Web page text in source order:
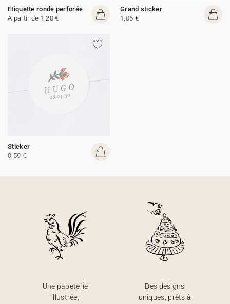
Etiquette ronde perforée
A partir de 1,20 €
Grand sticker
1,05 €
Sticker
0,59 €
Une papeterie
illustrée,
Des designs
uniques, prêts à